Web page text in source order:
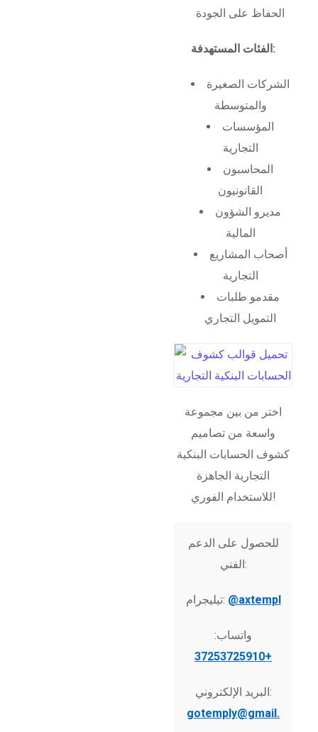
الحفاظ على الجودة
الفئات المستهدفة:
الشركات الصغيرة
والمتوسطة
المؤسسات
التجارية
المحاسبون
القانونيون
مديرو الشؤون
المالية
أصحاب المشاريع
التجارية
مقدمو طلبات
التمويل التجاري
اختر من بين مجموعة
واسعة من تصاميم
كشوف الحسابات البنكية
التجارية الجاهزة
للاستخدام الفوري!
للحصول على الدعم
الفني:
تيليجرام: @axtempl
واتساب:
+37253725910
البريد الإلكتروني:
gotemply@gmail.